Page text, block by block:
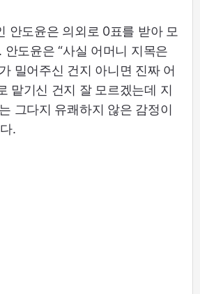
안도윤은 의외로 0표를 받아 모
안도윤은 “사실 어머니 지목은
밀어주신 건지 아니면 진짜 어
맡기신 건지 잘 모르겠는데 지
그다지 유쾌하지 않은 감정이
.